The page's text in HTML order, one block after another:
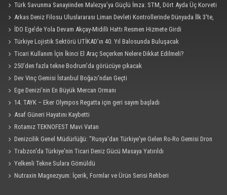
Türk Savunma Sanayiinden Malezya’ya Güçlü İmza: STM, Dört Ayda Üç Korveti
Denize İndirdi
Arkas Deniz Filosu Uluslararası Liman Devleti Kontrollerinde Dünyada İlk 3'te,
Kendi Kategorisinde Lider
İDO Ege’de Yola Devam Akçay-Midilli Hattı Resmen Hizmete Girdi
Türkiye Lojistik Sektörü UTİKAD’ın 40. Yıl Balosunda Buluşacak
Ticari Kullanım İçin İkinci El Araç Seçerken Nelere Dikkat Edilmeli?
250’den fazla tekne Bodrum’da görücüye çıkacak
Dev Vinç Gemisi İstanbul Boğazı'ndan Geçti
Ege Denizi’nin En Büyük Mercan Ormanı
14. TAYK – Eker Olympos Regatta için geri sayım başladı
Asaf Güneri Hayatını Kaybetti
Rotamız TEKNOFEST Mavi Vatan
Denizcilik Genel Müdürlüğü: "Rusya'dan Türkiye'ye Gelen Ro-Ro Gemisi Dron
Saldırısına Uğradı"
Trabzon'da Türkiye'nin Ticari Deniz Gücü Masaya Yatırıldı
Yelkenli Tekne Sulara Gömüldü
Nutraxin Magnezyum: İçerik, Formlar ve Ürün Serisi Rehberi